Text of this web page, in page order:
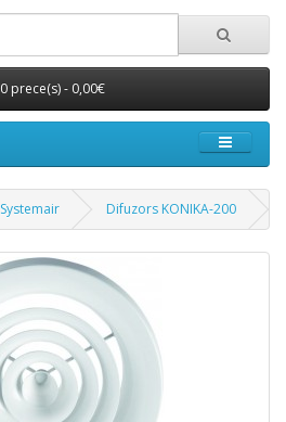
0 prece(s) - 0,00€
Systemair Difuzors KONIKA-200